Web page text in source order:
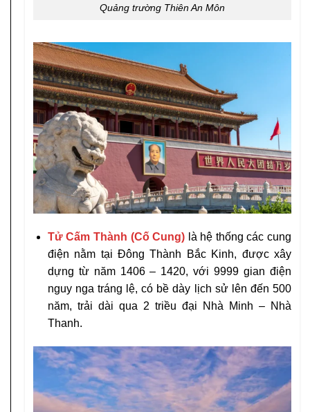
Quảng trường Thiên An Môn
Tử Cấm Thành (Cố Cung) là hệ thống các cung
điện nằm tại Đông Thành Bắc Kinh, được xây
dựng từ năm 1406 – 1420, với 9999 gian điện
nguy nga tráng lệ, có bề dày lịch sử lên đến 500
năm, trải dài qua 2 triều đại Nhà Minh – Nhà
Thanh.